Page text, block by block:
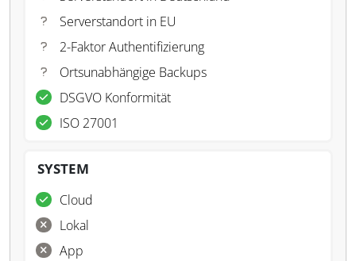
Serverstandort in EU
2-Faktor Authentifizierung
Ortsunabhängige Backups
DSGVO Konformität
ISO 27001
SYSTEM
Cloud
Lokal
App